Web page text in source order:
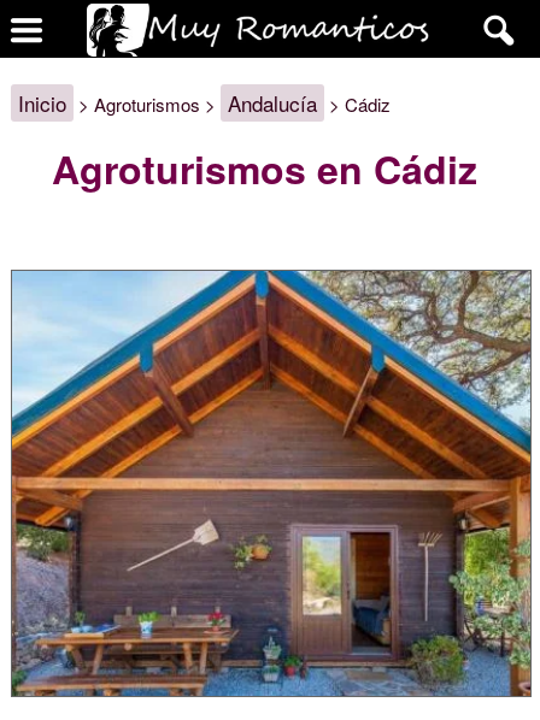
Inicio > Agroturismos > Andalucía > Cádiz
Agroturismos en Cádiz